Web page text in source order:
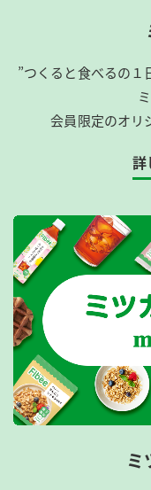
”つくると食べるの１
会員限定のオリ
詳